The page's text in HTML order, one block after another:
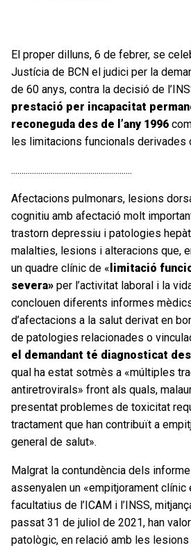
El proper dilluns, 6 de febrer, se
Justícia de BCN el judici per la
de 60 anys, contra la decisió de
prestació per incapacitat
reconeguda des de l’any 1996
les limitacions funcionals derivades
..........................................................
Afectacions pulmonars, lesions
cognitiu amb afectació molt
trastorn depressiu i patologies
malalties, lesions i alteracions que,
un quadre clínic de « limitació
severa» per l’activitat laboral i la
conclouen diferents informes
d’afectacions a la salut derivat en
de patologies relacionades o
el demandant té diagnosticat des
qual ha estat sotmès a «múltiples
antiretrovirals» front als quals,
presentat problemes de toxicitat
tractament que han contribuït a
general de salut».
Malgrat la contundència dels
assenyalen un «empitjorament clínic
facultatius de l’ICAM i l’INSS,
passat 31 de juliol de 2021, han
patològic, en relació amb les